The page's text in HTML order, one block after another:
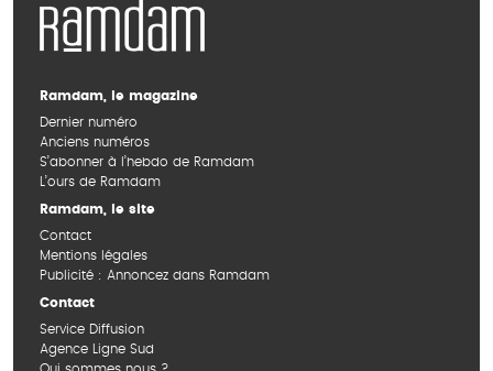
Ramdam, le magazine
Dernier numéro
Anciens numéros
S’abonner à l’hebdo de Ramdam
L’ours de Ramdam
Ramdam, le site
Contact
Mentions légales
Publicité : Annoncez dans Ramdam
Contact
Service Diffusion
Agence Ligne Sud